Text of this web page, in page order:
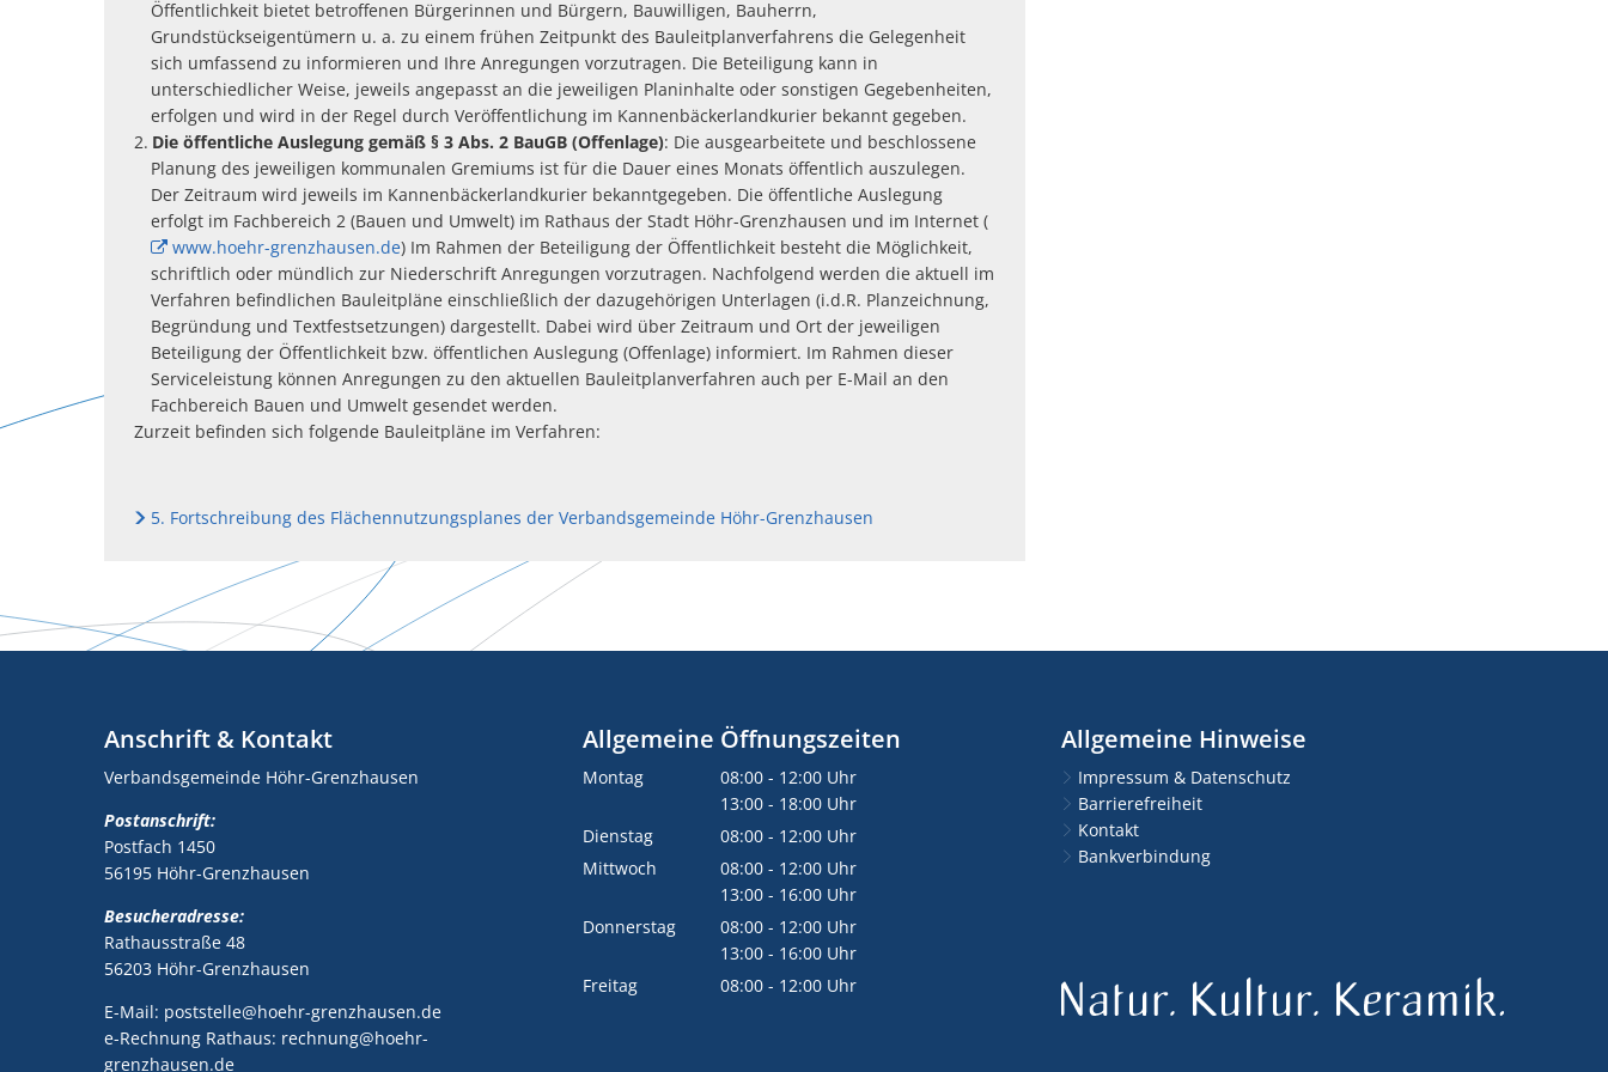
Öffentlichkeit bietet betroffenen Bürgerinnen und Bürgern, Bauwilligen, Bauherrn,
Grundstückseigentümern u. a. zu einem frühen Zeitpunkt des Bauleitplanverfahrens die Gelegenheit
sich umfassend zu informieren und Ihre Anregungen vorzutragen. Die Beteiligung kann in
unterschiedlicher Weise, jeweils angepasst an die jeweiligen Planinhalte oder sonstigen Gegebenheiten,
erfolgen und wird in der Regel durch Veröffentlichung im Kannenbäckerlandkurier bekannt gegeben.
Die öffentliche Auslegung gemäß § 3 Abs. 2 BauGB (Offenlage): Die ausgearbeitete und beschlossene
Planung des jeweiligen kommunalen Gremiums ist für die Dauer eines Monats öffentlich auszulegen.
Der Zeitraum wird jeweils im Kannenbäckerlandkurier bekanntgegeben. Die öffentliche Auslegung
erfolgt im Fachbereich 2 (Bauen und Umwelt) im Rathaus der Stadt Höhr-Grenzhausen und im Internet (
www.hoehr-grenzhausen.de) Im Rahmen der Beteiligung der Öffentlichkeit besteht die Möglichkeit,
schriftlich oder mündlich zur Niederschrift Anregungen vorzutragen. Nachfolgend werden die aktuell im
Verfahren befindlichen Bauleitpläne einschließlich der dazugehörigen Unterlagen (i.d.R. Planzeichnung,
Begründung und Textfestsetzungen) dargestellt. Dabei wird über Zeitraum und Ort der jeweiligen
Beteiligung der Öffentlichkeit bzw. öffentlichen Auslegung (Offenlage) informiert. Im Rahmen dieser
Serviceleistung können Anregungen zu den aktuellen Bauleitplanverfahren auch per E-Mail an den
Fachbereich Bauen und Umwelt gesendet werden.
Zurzeit befinden sich folgende Bauleitpläne im Verfahren:
5. Fortschreibung des Flächennutzungsplanes der Verbandsgemeinde Höhr-Grenzhausen
Anschrift & Kontakt
Verbandsgemeinde Höhr-Grenzhausen
Postanschrift:
Postfach 1450
56195 Höhr-Grenzhausen
Besucheradresse:
Rathausstraße 48
56203 Höhr-Grenzhausen
E-Mail: poststelle@hoehr-grenzhausen.de
e-Rechnung Rathaus: rechnung@hoehr-
grenzhausen.de
Allgemeine Öffnungszeiten
Montag 08:00 - 12:00 Uhr
Von 08:00 bis 12:00 Uhr
13:00 - 18:00 Uhr
Von 13:00 bis 18:00 Uhr
Dienstag 08:00 - 12:00 Uhr
Von 08:00 bis 12:00 Uhr
Mittwoch 08:00 - 12:00 Uhr
Von 08:00 bis 12:00 Uhr
13:00 - 16:00 Uhr
Von 13:00 bis 16:00 Uhr
Donnerstag 08:00 - 12:00 Uhr
Von 08:00 bis 12:00 Uhr
13:00 - 16:00 Uhr
Von 13:00 bis 16:00 Uhr
Freitag 08:00 - 12:00 Uhr
Allgemeine Hinweise
Impressum & Datenschutz
Barrierefreiheit
Kontakt
Bankverbindung